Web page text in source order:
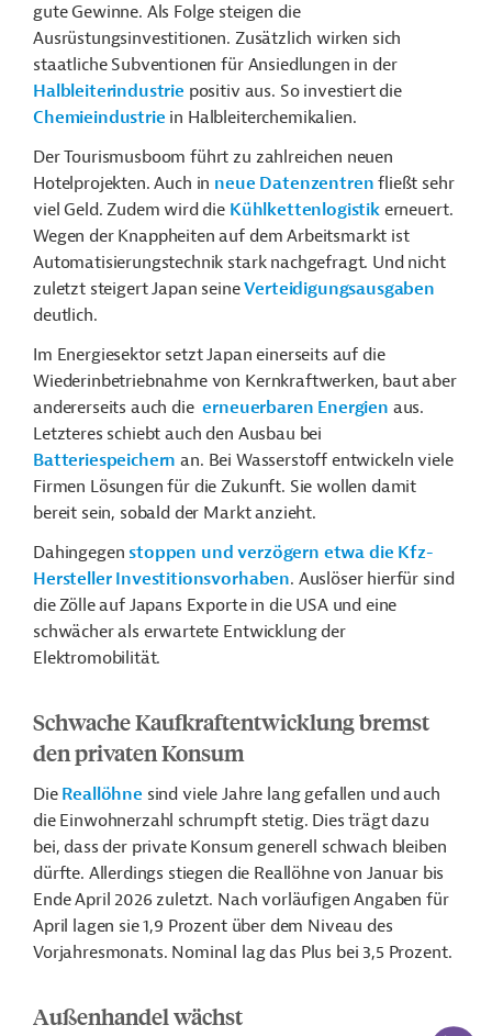
gute Gewinne. Als Folge steigen die
Ausrüstungsinvestitionen. Zusätzlich wirken sich
staatliche Subventionen für Ansiedlungen in der
Halbleiterindustrie positiv aus. So investiert die
Chemieindustrie in Halbleiterchemikalien.
Der Tourismusboom führt zu zahlreichen neuen
Hotelprojekten. Auch in neue Datenzentren fließt sehr
viel Geld. Zudem wird die Kühlkettenlogistikerneuert.
Wegen der Knappheiten auf dem Arbeitsmarkt ist
Automatisierungstechnik stark nachgefragt. Und nicht
zuletzt steigert Japan seineVerteidigungsausgaben
deutlich.
Im Energiesektor setzt Japan einerseits auf die
Wiederinbetriebnahme von Kernkraftwerken, baut aber
andererseits auch die erneuerbaren Energien aus.
Letzteres schiebt auch den Ausbau bei
Batteriespeichern an. Bei Wasserstoff entwickeln viele
Firmen Lösungen für die Zukunft. Sie wollen damit
bereit sein, sobald der Markt anzieht.
Dahingegen stoppen und verzögern etwa die Kfz-
Hersteller Investitionsvorhaben. Auslöser hierfür sind
die Zölle auf Japans Exporte in die USA und eine
schwächer als erwartete Entwicklung der
Elektromobilität.
Schwache Kaufkraftentwicklung bremst
den privaten Konsum
Die Reallöhne sind viele Jahre lang gefallen und auch
die Einwohnerzahl schrumpft stetig. Dies trägt dazu
bei, dass der private Konsum generell schwach bleiben
dürfte. Allerdings stiegen die Reallöhne von Januar bis
Ende April 2026 zuletzt. Nach vorläufigen Angaben für
April lagen sie 1,9 Prozent über dem Niveau des
Vorjahresmonats. Nominal lag das Plus bei 3,5 Prozent.
Außenhandel wächst KI-